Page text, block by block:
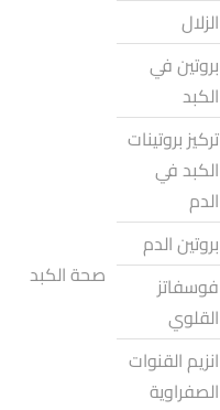
صحة الكبد
الزلال
بروتين في
الكبد
تركيز بروتينات
الكبد في
الدم
بروتين الدم
فوسفاتز
القلوي
انزيم القنوات
الصفراوية